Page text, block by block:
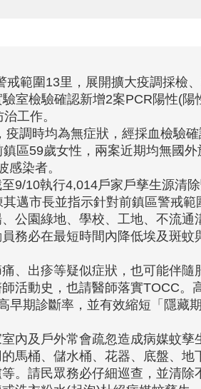
範圍13里，展開擴大疫調採檢
室檢驗確認新增2案PCR陽性(陽
工作。
調時均為無症狀，經採血檢驗
區59歲女性，兩案近期均無國外
染者。
9/10執行4,014戶家戶孳生源清
邁市長並指示針對前鎮區警戒範
公園綠地、學校、工地、不流通
務必在最短時間內降低埃及斑蚊
、出疹等疑似症狀，也可能伴隨
活動史，也請醫師落實TOCC。
早期診斷率，並有效縮短「隱藏
內及戶外常會疏忽造成病媒蚊孳
馬桶、儲水桶、花器、底盤、地
。請民眾務必仔細巡查，並清除